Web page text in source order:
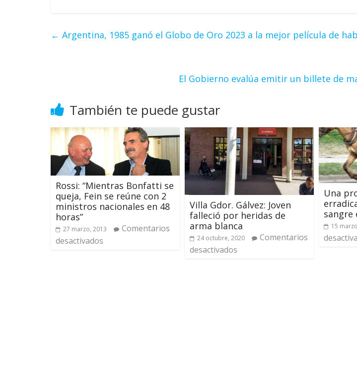
← Argentina, 1985 ganó el Globo de Oro 2023 a la mejor película de
El Gobierno evalúa emitir un billete de
También te puede gustar
Rossi: “Mientras Bonfatti se
queja, Fein se reúne con 2
ministros nacionales en 48
horas”
27 marzo, 2013
Comentarios
desactivados
Villa Gdor. Gálvez: Joven
falleció por heridas de
arma blanca
24 octubre, 2020
Comentarios
desactivados
Una
sangre
15